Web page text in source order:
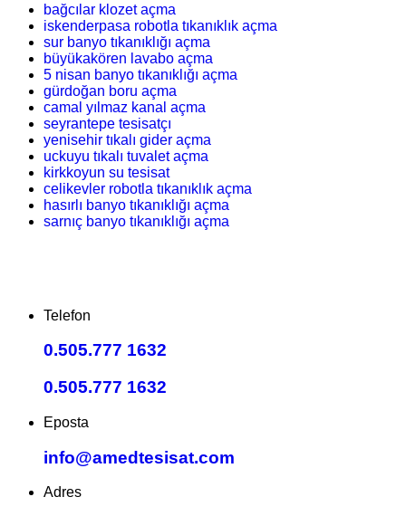
bağcılar klozet açma
iskenderpasa robotla tıkanıklık açma
sur banyo tıkanıklığı açma
büyükakören lavabo açma
5 nisan banyo tıkanıklığı açma
gürdoğan boru açma
camal yılmaz kanal açma
seyrantepe tesisatçı
yenisehir tıkalı gider açma
uckuyu tıkalı tuvalet açma
kirkkoyun su tesisat
celikevler robotla tıkanıklık açma
hasırlı banyo tıkanıklığı açma
sarnıç banyo tıkanıklığı açma
Telefon
0.505.777 1632
0.505.777 1632
Eposta
info@amedtesisat.com
Adres